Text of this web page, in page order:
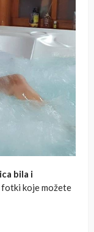
bila i
koje možete